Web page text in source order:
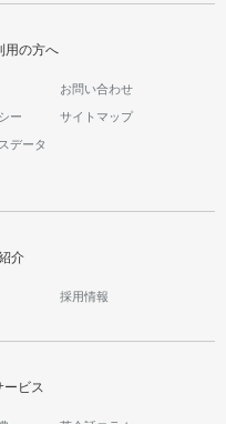
用の方へ
お問い合わせ
ー サイトマップ
データ
介
採用情報
ービス